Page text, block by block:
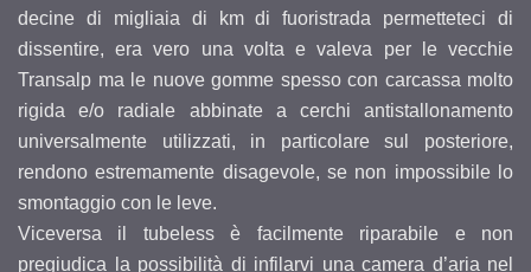
decine di migliaia di km di fuoristrada permetteteci di
dissentire, era vero una volta e valeva per le vecchie
Transalp ma le nuove gomme spesso con carcassa molto
rigida e/o radiale abbinate a cerchi antistallonamento
universalmente utilizzati, in particolare sul posteriore,
rendono estremamente disagevole, se non impossibile lo
smontaggio con le leve.
Viceversa il tubeless è facilmente riparabile e non
pregiudica la possibilità di infilarvi una camera d’aria nel